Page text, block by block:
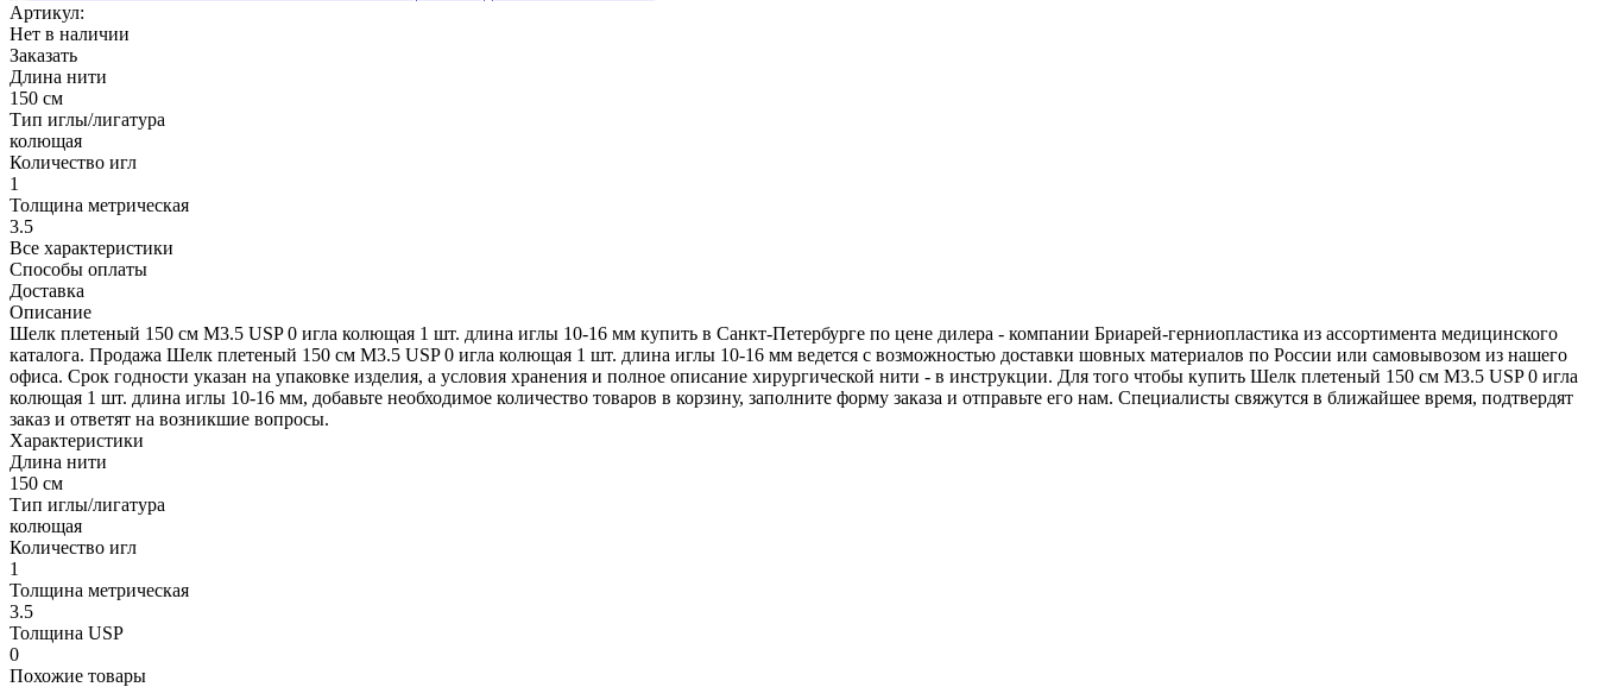
Артикул:
Нет в наличии
Заказать
Длина нити
150 см
Тип иглы/лигатура
колющая
Количество игл
1
Толщина метрическая
3.5
Все характеристики
Способы оплаты
Доставка
Описание
Шелк плетеный 150 см М3.5 USP 0 игла колющая 1 шт. длина иглы 10-16 мм купить в Санкт-Петербурге по цене дилера - компании Бриарей-герниопластика из ассортимента медицинского
каталога. Продажа Шелк плетеный 150 см М3.5 USP 0 игла колющая 1 шт. длина иглы 10-16 мм ведется с возможностью доставки шовных материалов по России или самовывозом из нашего
офиса. Срок годности указан на упаковке изделия, а условия хранения и полное описание хирургической нити - в инструкции. Для того чтобы купить Шелк плетеный 150 см М3.5 USP 0 игла
колющая 1 шт. длина иглы 10-16 мм, добавьте необходимое количество товаров в корзину, заполните форму заказа и отправьте его нам. Специалисты свяжутся в ближайшее время, подтвердят
заказ и ответят на возникшие вопросы.
Характеристики
Длина нити
150 см
Тип иглы/лигатура
колющая
Количество игл
1
Толщина метрическая
3.5
Толщина USP
0
Похожие товары